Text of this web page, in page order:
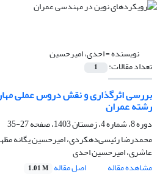
نویسنده =احدی، امیرحسین
تعداد مقالات: 1
بررسی اثرگذاری و نقش دروس عملی
رشته عمران
دوره 8، شماره 4، زمستان 1403، صفحه
27-35
محمدرضا رئیسی‌دهکردی، امیرحسین یگانه
عاشری، امیرحسین احدی
مشاهده مقاله
اصل مقاله 1.01 M